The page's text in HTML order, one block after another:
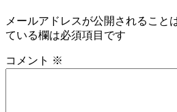
メールアドレスが公開されること
ている欄は必須項目です
コメント ※